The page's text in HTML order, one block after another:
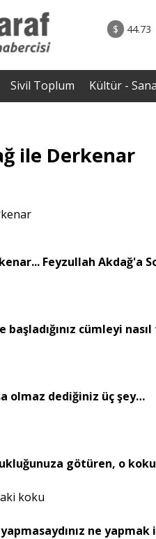
$ 44.73
Suudi Arabistan imzayı attı!
Anlaşması yürürlüğe girdi
Sivil Toplum Kültür -
ile Derkenar
Feyzullah Akdağ'a
cümleyi
olmaz dediğiniz üç şey…
götüren, o
koku
ne